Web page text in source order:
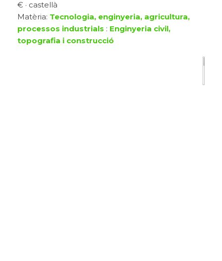
€ · castellà
Matèria: Tecnologia, enginyeria, agricultura,
processos industrials : Enginyeria civil,
topografia i construcció